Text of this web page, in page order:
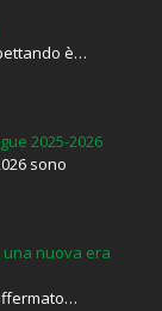
è…
2025-2026
sono
una nuova era